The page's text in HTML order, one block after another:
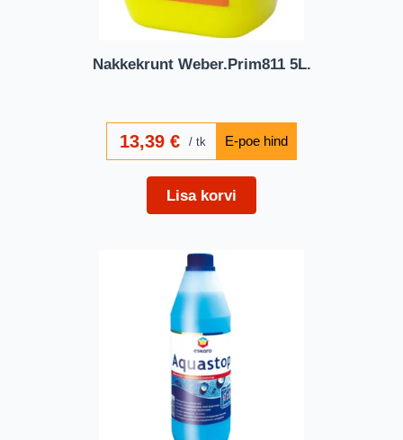
Nakkekrunt Weber.Prim811 5L.
13,39 € tk
Lisa korvi